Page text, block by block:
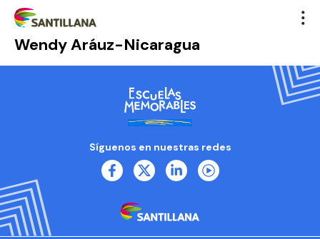
Wendy Aráuz-Nicaragua
Síguenos en nuestras redes